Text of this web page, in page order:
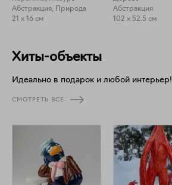
Абстракция, Природа
21 x 16 см
Абстракция
102 x 52.5 см
Хиты-объекты
Идеально в подарок и любой интерьер!
СМОТРЕТЬ ВСЕ